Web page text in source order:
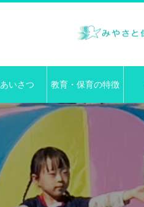
いさつ 教育・保育の特徴